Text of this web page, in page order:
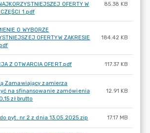
OFERTY W
1.pdf
85.38 KB
O WYBORZE
OFERTYW ZAKRESIE
184.42 KB
Z OTWARCIA OFERT.pdf 117.37 KB
Zamawiający zamierza
na sfinansowanie zamówienia
zł brutto
12.91 KB
pyt. nr 2 z dnia 13.05.2025.zip 17.17 MB